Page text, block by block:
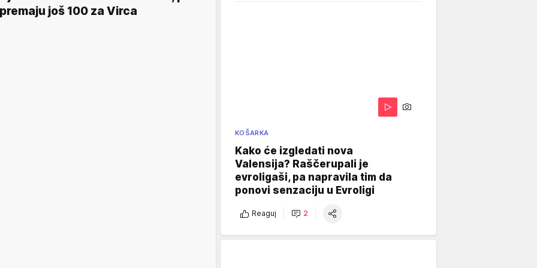
još 100 za Virca
KOŠARKA
Kako će izgledati nova
Valensija? Raščerupali je
evroligaši, pa napravila tim da
ponovi senzaciju u Evroligi
Reaguj 2